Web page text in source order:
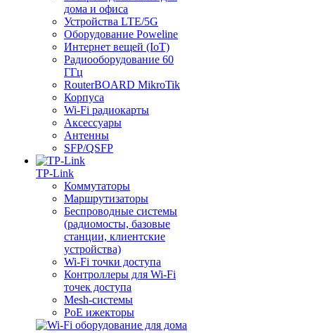
дома и офиса
Устройства LTE/5G
Оборудование Poweline
Интернет вещей (IoT)
Радиооборудование 60
ГГц
RouterBOARD MikroTik
Корпуса
Wi-Fi радиокарты
Аксессуары
Антенны
SFP/QSFP
TP-Link
Коммутаторы
Маршрутизаторы
Беспроводные системы
(радиомосты, базовые
станции, клиентские
устройства)
Wi-Fi точки доступа
Контроллеры для Wi-Fi
точек доступа
Mesh-системы
PoE ижекторы